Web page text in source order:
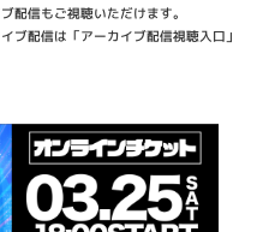
配信もご視聴いただけます。
ブ配信は「アーカイブ配信視聴入口」